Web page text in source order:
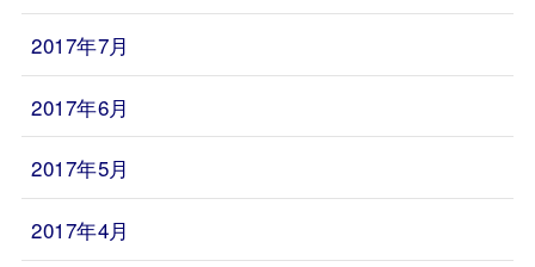
2017年7月
2017年6月
2017年5月
2017年4月